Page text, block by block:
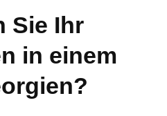
Sie Ihr
in einem